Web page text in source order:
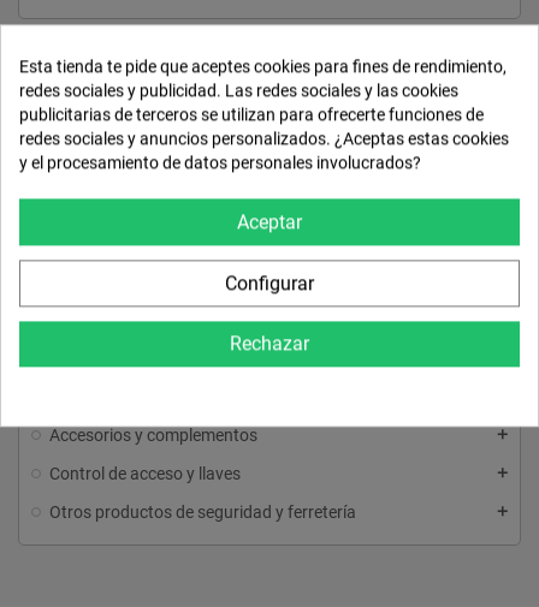
INICIO
Servicios de cerrajería
Servicio de cerrajería general
Servicio de cerrajería de cajas fuertes
Servicio de cerrajería de vehículos
Menos de 10 años (normal y urgente)
Servicio de muelle electromecánico
Accesorios y complementos
Control de acceso y llaves
Otros productos de seguridad y ferretería
Esta tienda te pide que aceptes cookies para fines de rendimiento,
redes sociales y publicidad. Las redes sociales y las cookies
publicitarias de terceros se utilizan para ofrecerte funciones de
redes sociales y anuncios personalizados. ¿Aceptas estas cookies
y el procesamiento de datos personales involucrados?
Aceptar
Configurar
Rechazar